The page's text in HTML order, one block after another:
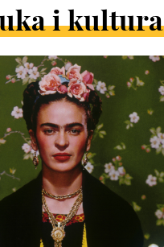
i kultura